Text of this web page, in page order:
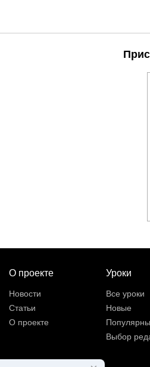
О проекте
Новости
Статьи
О проекте
Уроки
Все уроки
Новые
Выбор